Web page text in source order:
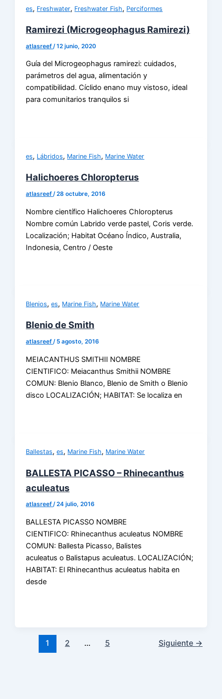
es, Freshwater, Freshwater Fish, Perciformes
Ramirezi (Microgeophagus Ramirezi)
atlasreef /12 junio, 2020
Guía del Microgeophagus ramirezi: cuidados,
parámetros del agua, alimentación y
compatibilidad. Cíclido enano muy vistoso, ideal
para comunitarios tranquilos si
es, Lábridos, Marine Fish, Marine Water
Halichoeres Chloropterus
atlasreef/28 octubre, 2016
Nombre científico Halichoeres Chloropterus
Nombre común Labrido verde pastel, Coris verde.
Localización; Habitat Océano Índico, Australia,
Indonesia, Centro / Oeste
Blenios,es, Marine Fish, Marine Water
Blenio de Smith
atlasreef/ 5 agosto, 2016
MEIACANTHUS SMITHII NOMBRE
CIENTIFICO: Meiacanthus Smithii NOMBRE
COMUN: Blenio Blanco, Blenio de Smith o Blenio
disco LOCALIZACIÓN; HABITAT: Se localiza en
Ballestas,es, Marine Fish, Marine Water
BALLESTA PICASSO – Rhinecanthus
aculeatus
atlasreef/24 julio, 2016
BALLESTA PICASSO NOMBRE
CIENTIFICO: Rhinecanthus aculeatus NOMBRE
COMUN: Ballesta Picasso, Balistes
aculeatus o Balistapus aculeatus. LOCALIZACIÓN;
HABITAT: El Rhinecanthus aculeatus habita en
desde
1 2 … 5 Siguiente →